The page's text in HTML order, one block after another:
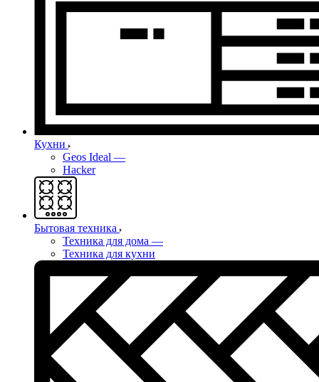
Кухни
Geos Ideal —
Hacker
Бытовая техника
Техника для дома —
Техника для кухни